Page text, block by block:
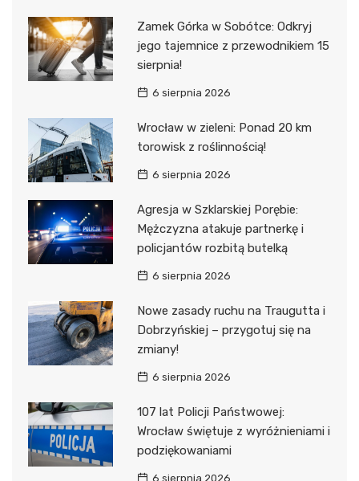
Zamek Górka w Sobótce: Odkryj
jego tajemnice z przewodnikiem 15
sierpnia!
6 sierpnia 2026
Wrocław w zieleni: Ponad 20 km
torowisk z roślinnością!
6 sierpnia 2026
Agresja w Szklarskiej Porębie:
Mężczyzna atakuje partnerkę i
policjantów rozbitą butelką
6 sierpnia 2026
Nowe zasady ruchu na Traugutta i
Dobrzyńskiej – przygotuj się na
zmiany!
6 sierpnia 2026
107 lat Policji Państwowej:
Wrocław świętuje z wyróżnieniami i
podziękowaniami
6 sierpnia 2026